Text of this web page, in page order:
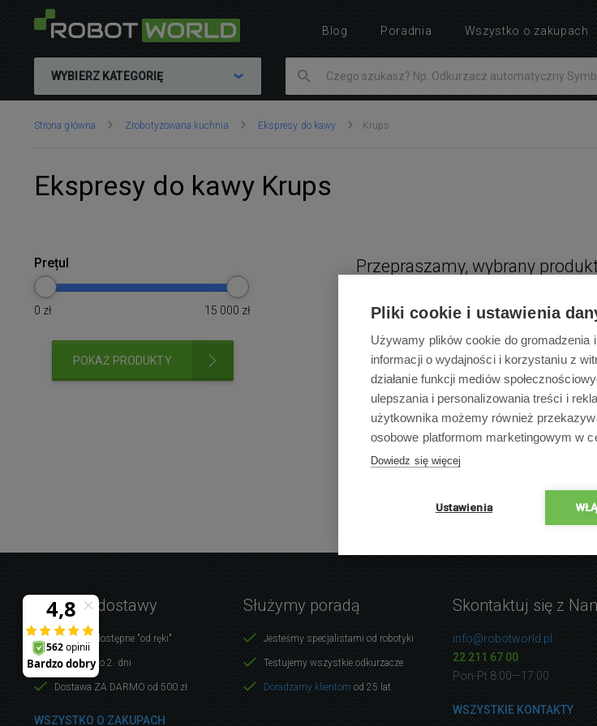
WYBIERZ KATEGORIĘ
Znajdujesz
Strona główna Zrobotyzowana kuchnia Ekspresy do kawy Krups
Ekspresy do kawy Krups
Przepraszamy, wybrany
Prețul
0 zł 15 000 zł
POKAŻ PRODUKTY
Blog Poradnia Wszystko o zakupach
Warunki dostawy
Produkty dostępne "od ręki"
Dostawa do 2. dni
Dostawa ZA DARMO od 500 zł
WSZYSTKO O ZAKUPACH
Służymy poradą
Jesteśmy specjalistami od robotyki
Testujemy wszystkie odkurzacze
Doradzamy klientom od 25 lat
Skontaktuj się z
info@robotworld.pl
22 211 67 00
Pon-Pt 8:00—17:00
WSZYSTKIE KONTAKTY
Pliki cookie i ustawienia
Używamy plików cookie do gromadzenia
informacji o wydajności i korzystaniu z
działanie funkcji mediów
ulepszania i personalizowania treści i
użytkownika możemy również
osobowe platformom marketingowym w
Dowiedz się więcej
Ustawienia